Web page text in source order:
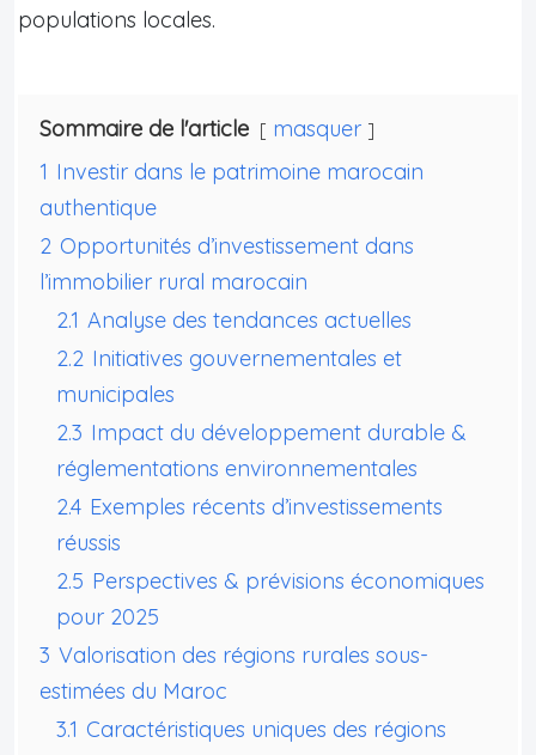
populations locales.
Sommaire de l'article
masquer
1 Investir dans le patrimoine marocain
authentique
2 Opportunités d’investissement dans
l’immobilier rural marocain
2.1 Analyse des tendances actuelles
2.2 Initiatives gouvernementales et
municipales
2.3 Impact du développement durable &
réglementations environnementales
2.4 Exemples récents d’investissements
réussis
2.5 Perspectives & prévisions économiques
pour 2025
3 Valorisation des régions rurales sous-
estimées du Maroc
3.1 Caractéristiques uniques des régions